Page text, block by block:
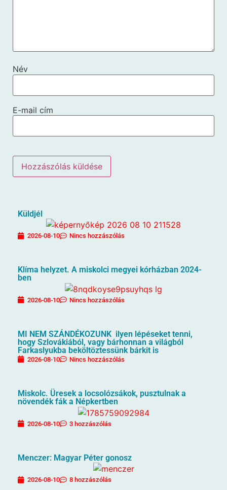
Név
E-mail cím
Küldjél
2026-08-10 Nincs hozzászólás
Klíma helyzet. A miskolci megyei kórházban 2024-
ben
2026-08-10 Nincs hozzászólás
MI NEM SZÁNDÉKOZUNK ilyen lépéseket tenni,
hogy Szlovákiából, vagy bárhonnan a világból
Farkaslyukba beköltöztessünk bárkit is
2026-08-10 Nincs hozzászólás
Miskolc. Üresek a locsolózsákok, pusztulnak a
növendék fák a Népkertben
2026-08-10 3 hozzászólás
Menczer: Magyar Péter gonosz
2026-08-10 8 hozzászólás